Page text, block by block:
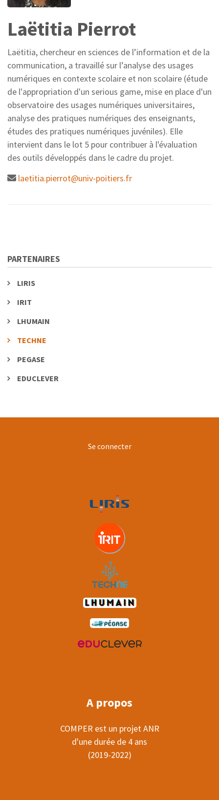
Laëtitia Pierrot
Laëtitia, chercheur en sciences de l’information et de la
communication, a travaillé sur l’analyse des usages
numériques en contexte scolaire et non scolaire (étude
de l'appropriation d'un serious game, mise en place d'un
observatoire des usages numériques universitaires,
analyse des pratiques numériques des enseignants,
études des pratiques numériques juvéniles). Elle
intervient dans le lot 5 pour contribuer à l'évaluation
des outils développés dans le cadre du projet.
laetitia.pierrot@univ-poitiers.fr
PARTENAIRES
LIRIS
IRIT
LHUMAIN
TECHNE
PEGASE
EDUCLEVER
Se connecter
A propos
COMPER est un projet ANR
d'une durée de 4 ans
(2019-2022)